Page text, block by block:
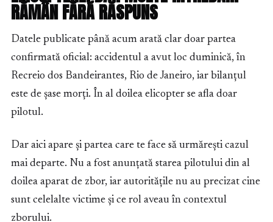
RĂMÂN FĂRĂ RĂSPUNS
Datele publicate până acum arată clar doar partea
confirmată oficial: accidentul a avut loc duminică, în
Recreio dos Bandeirantes, Rio de Janeiro, iar bilanțul
este de șase morți. În al doilea elicopter se afla doar
pilotul.
Dar aici apare și partea care te face să urmărești cazul
mai departe. Nu a fost anunțată starea pilotului din al
doilea aparat de zbor, iar autoritățile nu au precizat cine
sunt celelalte victime și ce rol aveau în contextul
zborului.